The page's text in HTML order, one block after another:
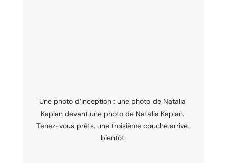
Une photo d’inception : une photo de Natalia
Kaplan devant une photo de Natalia Kaplan.
Tenez-vous prêts, une troisième couche arrive
bientôt.